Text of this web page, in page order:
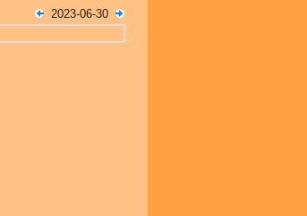
2023-06-30